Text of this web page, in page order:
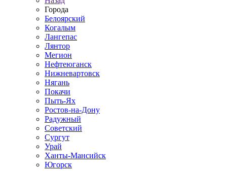
Города
Белоярский
Когалым
Лангепас
Лянтор
Мегион
Нефтеюганск
Нижневартовск
Нягань
Покачи
Пыть-Ях
Рoстов-на-Дону
Радужный
Советский
Сургут
Урай
Ханты-Мансийск
Югорск